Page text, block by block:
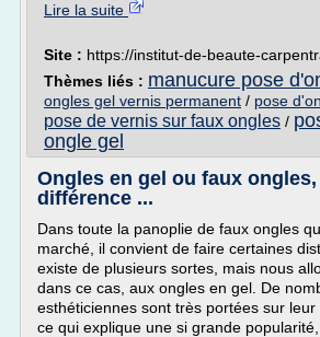
Lire la suite
Site : https://institut-de-beaute-
Thèmes liés : manucure pose
ongles gel vernis permanent / pose
pose de vernis sur faux ongles /
ongle gel
Ongles en gel ou faux
différence ...
Dans toute la panoplie de faux ongles
marché, il convient de faire certaines
existe de plusieurs sortes, mais nous
dans ce cas, aux ongles en gel. De
esthéticiennes sont très portées sur
ce qui explique une si grande